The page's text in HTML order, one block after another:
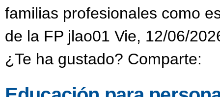
familias profesionales como
de la FP jlao01 Vie, 12/06/
¿Te ha gustado? Comparte: